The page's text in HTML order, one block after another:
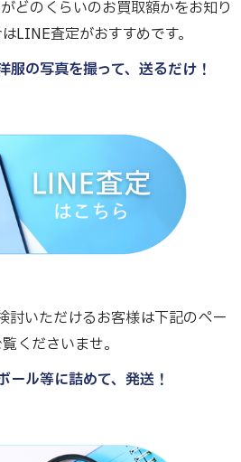
どのくらいのお買取額かをお知り
LINE査定がおすすめです。
服の写真を撮って、送るだけ！
討いただけるお客様は下記のペー
くださいませ。
ール等に詰めて、発送！